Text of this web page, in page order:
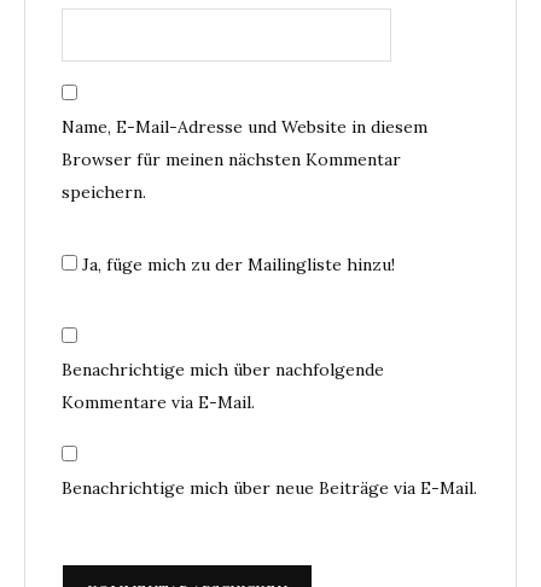
Name, E-Mail-Adresse und Website in diesem
Browser für meinen nächsten Kommentar
speichern.
Ja, füge mich zu der Mailingliste hinzu!
Benachrichtige mich über nachfolgende
Kommentare via E-Mail.
Benachrichtige mich über neue Beiträge via E-Mail.